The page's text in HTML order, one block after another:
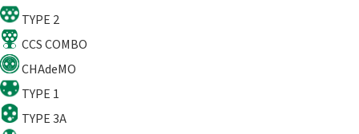
TYPE 2
CCS COMBO
CHAdeMO
TYPE 1
TYPE 3A